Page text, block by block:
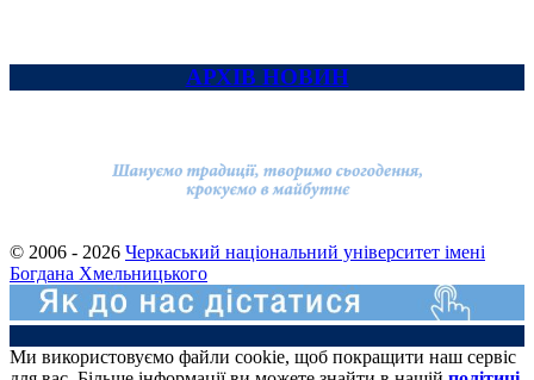
АРХІВ НОВИН
© 2006 - 2026 Черкаський національний університет імені
Богдана Хмельницького
Ми використовуємо файли cookie, щоб покращити наш сервіс